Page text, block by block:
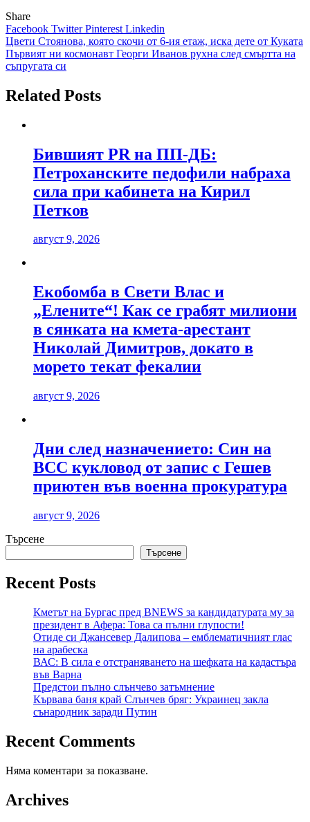
Share
Facebook TwitterPinterest Linkedin
Навигация
Цвети Стоянова, която скочи от 6-ия етаж, иска дете от Куката
Първият ни космонавт Георги Иванов рухна след смъртта на
съпругата си
Related Posts
Бившият PR на ПП-ДБ:
Петроханските педофили набраха
сила при кабинета на Кирил
Петков
август 9, 2026
Екобомба в Свети Влас и
„Елените“! Как се грабят милиони
в сянката на кмета-арестант
Николай Димитров, докато в
морето текат фекалии
август 9, 2026
Дни след назначението: Син на
ВСС кукловод от запис с Гешев
приютен във военна прокуратура
август 9, 2026
Търсене
Търсене
Recent Posts
Кметът на Бургас пред BNEWS за кандидатурата му за
президент в Афера: Това са пълни глупости!
Отиде си Джансевер Далипова – емблематичният глас
на арабеска
ВАС: В сила е отстраняването на шефката на кадастъра
във Варна
Предстои пълно слънчево затъмнение
Кървава баня край Слънчев бряг: Украинец закла
сънародник заради Путин
Recent Comments
Няма коментари за показване.
Archives